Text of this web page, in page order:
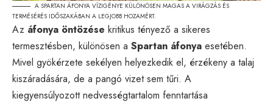
A SPARTAN ÁFONYA VÍZIGÉNYE KÜLÖNÖSEN MAGAS A VIRÁGZÁS ÉS
TERMÉSÉRÉS IDŐSZAKÁBAN A LEGJOBB HOZAMÉRT.
Az áfonya öntözése kritikus tényező a sikeres
termesztésben, különösen a Spartan áfonya esetében.
Mivel gyökérzete sekélyen helyezkedik el, érzékeny a talaj
kiszáradására, de a pangó vizet sem tűri. A
kiegyensúlyozott nedvességtartalom fenntartása